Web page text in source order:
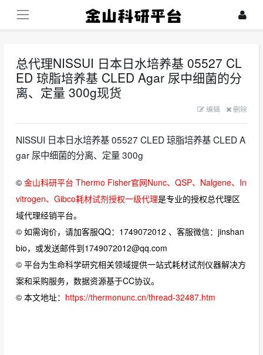
总代理NISSUI 日本日水培养基 05527 CL
ED 琼脂培养基 CLED Agar 尿中细菌的分
离、定量 300g现货
编辑 删除
NISSUI 日本日水培养基 05527 CLED 琼脂培养基 CLED A
gar 尿中细菌的分离、定量 300g
© 金山科研平台 Thermo Fisher官网Nunc、QSP、Nalgene、In
vitrogen、Gibco耗材试剂授权一级代理是专业的授权总代理区
域代理经销平台。
© 如需询价，请加客服QQ：1749072012 、客服微信：jinshan
bio，或发送邮件到1749072012@qq.com
© 平台为生命科学研究相关领域提供一站式耗材试剂仪器解决方
案和采购服务，数据资源基于CC协议。
© 本文地址： https://thermonunc.cn/thread-32487.htm